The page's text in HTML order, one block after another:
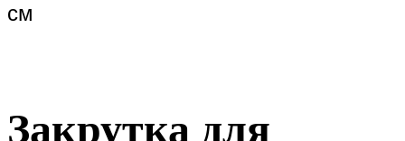
см
Закрутка для